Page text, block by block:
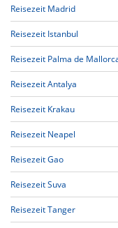
Reisezeit Madrid
Reisezeit Istanbul
Reisezeit Palma de
Reisezeit Antalya
Reisezeit Krakau
Reisezeit Neapel
Reisezeit Gao
Reisezeit Suva
Reisezeit Tanger